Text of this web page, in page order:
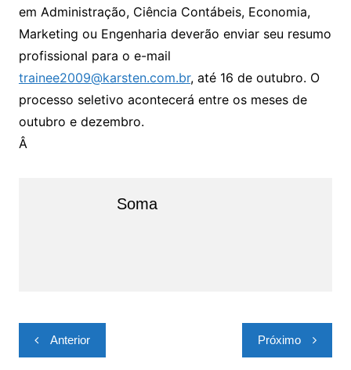
em Administração, Ciência Contábeis, Economia,
Marketing ou Engenharia deverão enviar seu resumo
profissional para o e-mail
trainee2009@karsten.com.br, até 16 de outubro. O
processo seletivo acontecerá entre os meses de
outubro e dezembro.
Â
Soma
Navegação
de
Anterior Próximo